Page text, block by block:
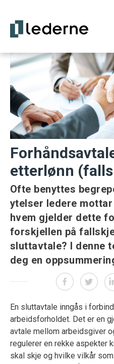
etterlønn
Ofte benyttes
ytelser ledere mottar
hvem gjelder dette
forskjellen på
sluttavtale? I denne
deg en
En sluttavtale inngås i
arbeidsforholdet. Det er en
avtale mellom arbeidsgiver
regulerer en rekke aspekter
skal skje og hvilke vilkår